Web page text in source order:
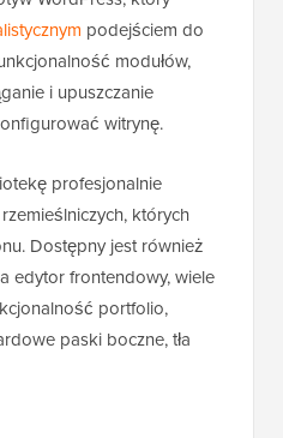
podejściem do
modułów,
i upuszczanie
witrynę.
profesjonalnie
których
Dostępny jest również
edytor frontendowy, wiele
portfolio,
paski boczne, tła